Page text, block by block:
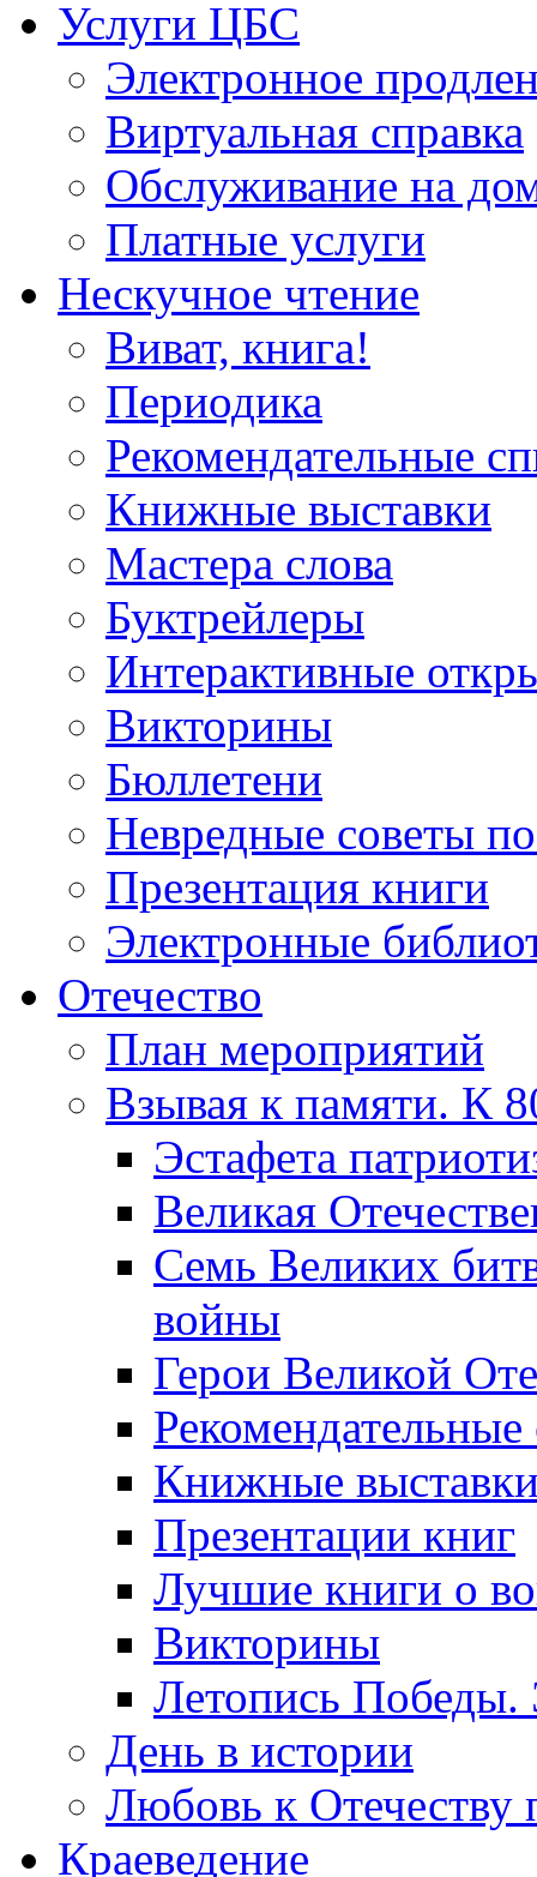
Услуги ЦБС
Электронное
Виртуальная справка
Обслуживание на
Платные услуги
Нескучное чтение
Виват, книга!
Периодика
Рекомендательные
Книжные выставки
Мастера слова
Буктрейлеры
Интерактивные
Викторины
Бюллетени
Невредные советы
Презентация книги
Электронные
Отечество
План мероприятий
Взывая к памяти. К
Эcтафета
Великая
Семь Великих
войны
Герои Великой
Рекомендательные
Книжные
Презентации книг
Лучшие книги о
Викторины
Летопись Победы.
День в истории
Любовь к Отечеству
Краеведение